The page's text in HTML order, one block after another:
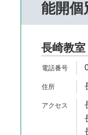
能開個
長崎教室